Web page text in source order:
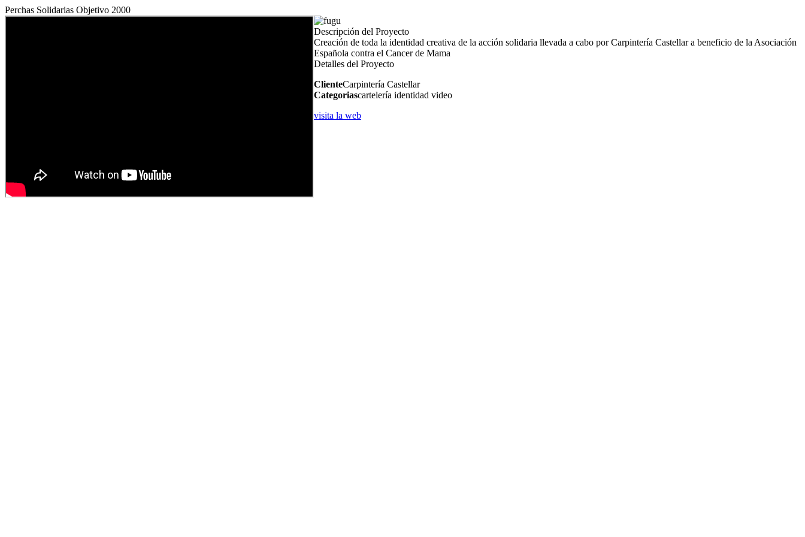
Perchas Solidarias Objetivo 2000
Descripción del Proyecto
Creación de toda la identidad creativa de la acción solidaria llevada a cabo por Carpintería Castellar a beneficio de la Asociación
Española contra el Cancer de Mama
Detalles del Proyecto
ClienteCarpintería Castellar
Categoriascartelería identidad video
visita la web